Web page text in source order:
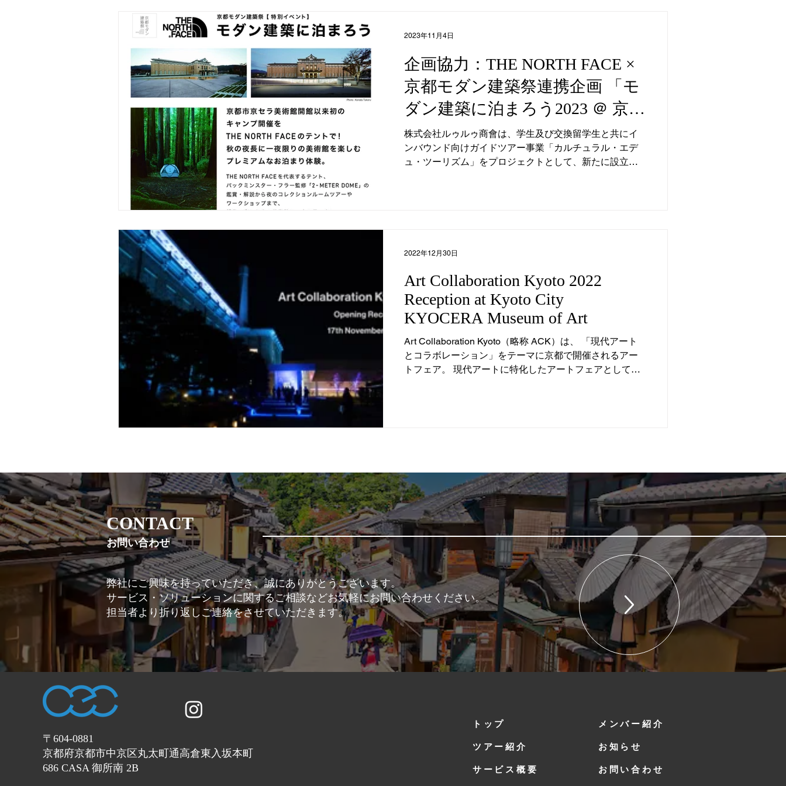
企画協力：THE NORTH FACE ×
京都モダン建築祭連携企画 「モ
ダン建築に泊まろう2023 ＠ 京都
市京セラ美術館」
株式会社ルゥルゥ商會は、学生及び交換留学生と共にイ
ンバウンド向けガイドツアー事業「カルチュラル・エデ
ュ・ツーリズム」をプロジェクトとして、新たに設立い
2023年11月4日
Art Collaboration Kyoto 2022
Reception at Kyoto City
KYOCERA Museum of Art
Art Collaboration Kyoto（略称 ACK）は、 「現代アート
とコラボレーション」をテーマに京都で開催されるアー
トフェア。 現代アートに特化したアートフェアとして
2022年12月30日
CONTACT
お問い合わせ
弊社にご興味を持っていただき、誠にありがとうございます。
サービス・ソリューションに関するご相談などお気軽にお問い合わせください。
担当者より折り返しご連絡をさせていただきます。
〒604-0881
京都府京都市中京区丸太町通高倉東入坂本町
686 CASA 御所南 2B
トップ メンバー紹介
ツアー紹介 お知らせ
サービス概要 お問い合わせ